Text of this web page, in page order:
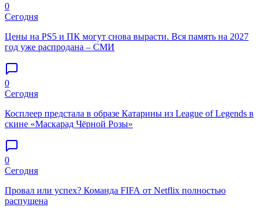
0
Сегодня
Цены на PS5 и ПК могут снова вырасти. Вся память на 2027
год уже распродана – СМИ
0
Сегодня
Косплеер предстала в образе Катарины из League of Legends в
скине «Маскарад Чёрной Розы»
0
Сегодня
Провал или успех? Команда FIFA от Netflix полностью
распущена